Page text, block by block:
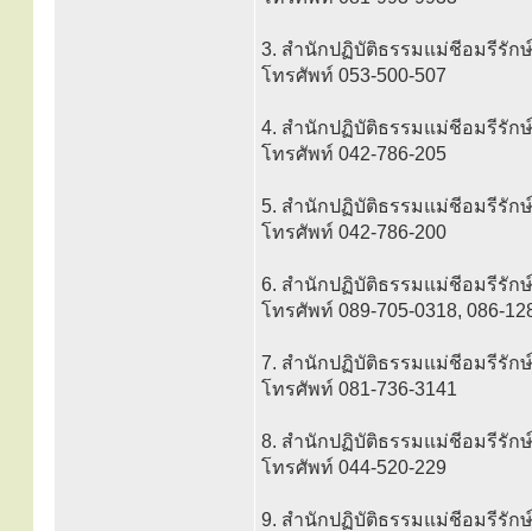
3. สำนักปฏิบัติธรรมแม่ชีอมรีรัก
โทรศัพท์ 053-500-507
4. สำนักปฏิบัติธรรมแม่ชีอมรีรัก
โทรศัพท์ 042-786-205
5. สำนักปฏิบัติธรรมแม่ชีอมรีรัก
โทรศัพท์ 042-786-200
6. สำนักปฏิบัติธรรมแม่ชีอมรีรัก
โทรศัพท์ 089-705-0318, 086-
7. สำนักปฏิบัติธรรมแม่ชีอมรีรัก
โทรศัพท์ 081-736-3141
8. สำนักปฏิบัติธรรมแม่ชีอมรีรัก
โทรศัพท์ 044-520-229
9. สำนักปฏิบัติธรรมแม่ชีอมรีรัก